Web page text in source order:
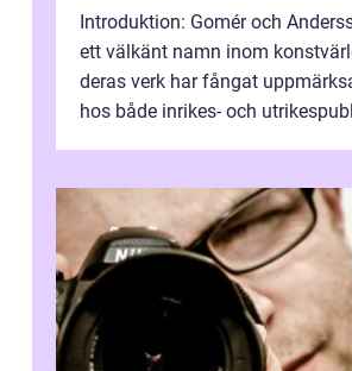
Introduktion: Gomér och
ett välkänt namn inom
deras verk har fångat
hos både inrikes- och